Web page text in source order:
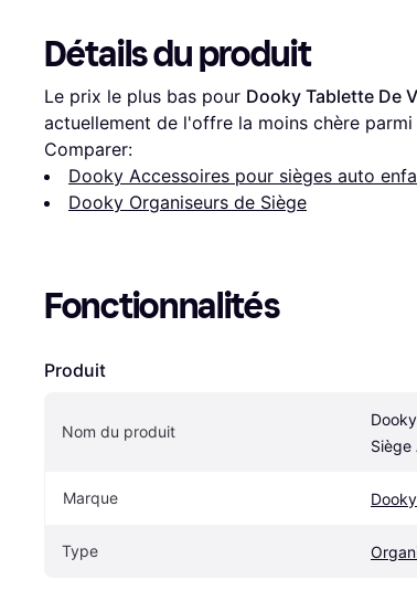
Détails du produit
Le prix le plus bas pour Dooky Tablette De
actuellement de l'offre la moins chère parmi
Comparer:
Dooky Accessoires pour sièges auto
Dooky Organiseurs de Siège
Fonctionnalités
Produit
Nom du produit
Siège
Marque Dooky
Type